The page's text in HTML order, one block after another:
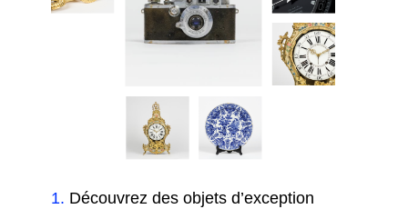
1. Découvrez des objets d’exception